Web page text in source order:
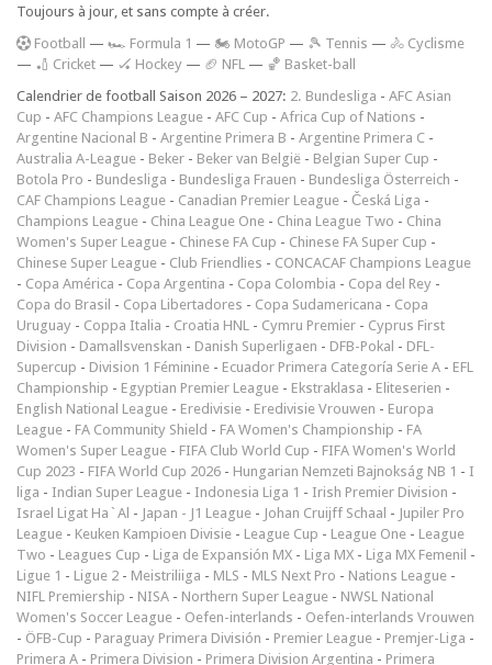
Toujours à jour, et sans compte à créer.
Football — 🏎️ Formula 1 — 🏍 MotoGP — 🎾 Tennis — 🚴 Cyclisme
— 🏏 Cricket — 🏑 Hockey — 🏈 NFL — 🏀 Basket-ball
Calendrier de football Saison 2026 – 2027: 2. Bundesliga - AFC Asian
Cup - AFC Champions League - AFC Cup - Africa Cup of Nations -
Argentine Nacional B - Argentine Primera B - Argentine Primera C -
Australia A-League - Beker - Beker van België - Belgian Super Cup -
Botola Pro - Bundesliga - Bundesliga Frauen - Bundesliga Österreich -
CAF Champions League - Canadian Premier League - Česká Liga -
Champions League - China League One - China League Two - China
Women's Super League - Chinese FA Cup - Chinese FA Super Cup -
Chinese Super League - Club Friendlies - CONCACAF Champions League
- Copa América - Copa Argentina - Copa Colombia - Copa del Rey -
Copa do Brasil - Copa Libertadores - Copa Sudamericana - Copa
Uruguay - Coppa Italia - Croatia HNL - Cymru Premier - Cyprus First
Division - Damallsvenskan - Danish Superligaen - DFB-Pokal - DFL-
Supercup - Division 1 Féminine - Ecuador Primera Categoría Serie A - EFL
Championship - Egyptian Premier League - Ekstraklasa - Eliteserien -
English National League - Eredivisie - Eredivisie Vrouwen - Europa
League - FA Community Shield - FA Women's Championship - FA
Women's Super League - FIFA Club World Cup - FIFA Women's World
Cup 2023 - FIFA World Cup 2026 - Hungarian Nemzeti Bajnokság NB 1 - I
liga - Indian Super League - Indonesia Liga 1 - Irish Premier Division -
Israel Ligat Ha`Al - Japan - J1 League - Johan Cruijff Schaal - Jupiler Pro
League - Keuken Kampioen Divisie - League Cup - League One - League
Two - Leagues Cup - Liga de Expansión MX - Liga MX - Liga MX Femenil -
Ligue 1 - Ligue 2 - Meistriliiga - MLS - MLS Next Pro - Nations League -
NIFL Premiership - NISA - Northern Super League - NWSL National
Women's Soccer League - Oefen-interlands - Oefen-interlands Vrouwen
- ÖFB-Cup - Paraguay Primera División - Premier League - Premjer-Liga -
Primera A - Primera Division - Primera Division Argentina - Primera